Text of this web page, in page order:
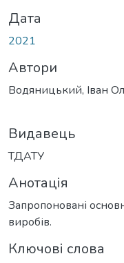
Дата
2021
Автори
Водяницький, Іван
Видавець
ТДАТУ
Анотація
Запропоновані
виробів.
Ключові слова